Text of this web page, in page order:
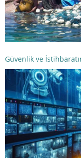
Güvenlik ve